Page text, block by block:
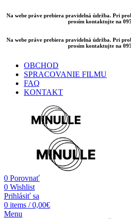
Na webe práve prebiera pravidelná údržba. Pri
prosím kontaktujte na
Na webe práve prebiera pravidelná údržba. Pri
prosím kontaktujte na
OBCHOD
SPRACOVANIE FILMU
FAQ
KONTAKT
0 Porovnať
0 Wishlist
Prihlásiť sa
0 items / 0,00€
Menu